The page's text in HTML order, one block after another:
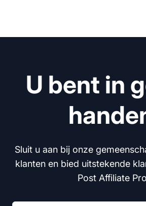
U bent in
Sluit u aan bij onze
klanten en bied uitstekende
Post Affiliate